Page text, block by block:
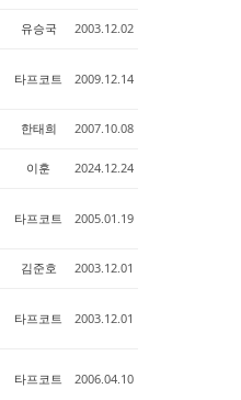
유승국 2003.12.02
타프코트 2009.12.14
한태희 2007.10.08
이훈 2024.12.24
타프코트 2005.01.19
김준호 2003.12.01
타프코트 2003.12.01
타프코트 2006.04.10